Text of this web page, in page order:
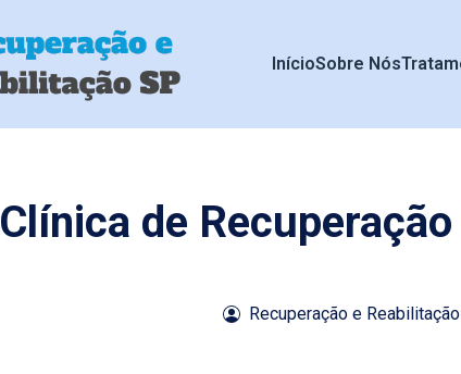
InícioSobre Nós
Clínica de
Recuperação e